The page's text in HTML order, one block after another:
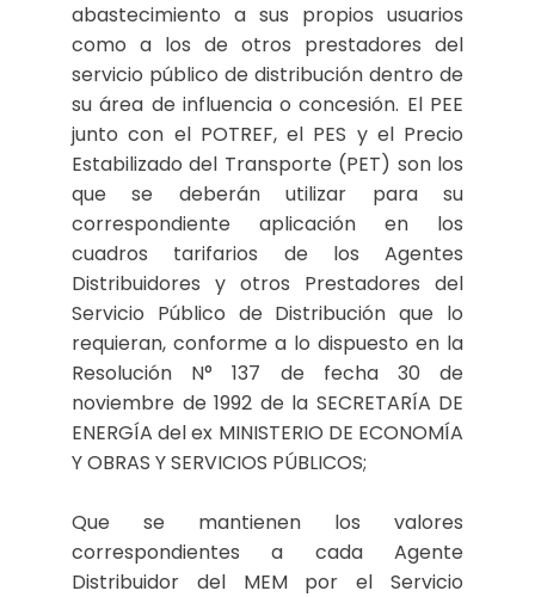
abastecimiento a sus propios usuarios
como a los de otros prestadores del
servicio público de distribución dentro de
su área de influencia o concesión. El PEE
junto con el POTREF, el PES y el Precio
Estabilizado del Transporte (PET) son los
que se deberán utilizar para su
correspondiente aplicación en los
cuadros tarifarios de los Agentes
Distribuidores y otros Prestadores del
Servicio Público de Distribución que lo
requieran, conforme a lo dispuesto en la
Resolución N° 137 de fecha 30 de
noviembre de 1992 de la SECRETARÍA DE
ENERGÍA del ex MINISTERIO DE ECONOMÍA
Y OBRAS Y SERVICIOS PÚBLICOS;
Que se mantienen los valores
correspondientes a cada Agente
Distribuidor del MEM por el Servicio